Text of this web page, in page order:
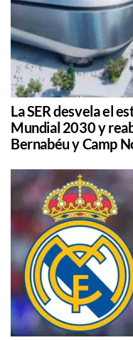
La SER desvela el
Mundial 2030 y
Bernabéu y Camp